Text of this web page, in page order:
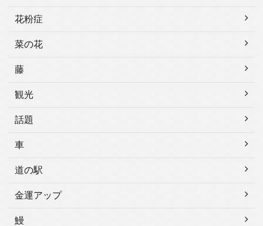
花粉症
菜の花
藤
観光
話題
車
道の駅
金運アップ
鰻